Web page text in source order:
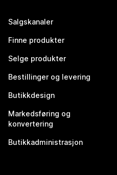
Salgskanaler
Finne produkter
Selge produkter
Bestillinger og levering
Butikkdesign
Markedsføring og
konvertering
Butikkadministrasjon